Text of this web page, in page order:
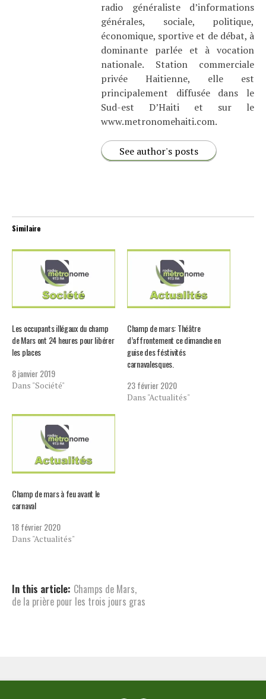
radio généraliste d’informations
générales, sociale, politique,
économique, sportive et de débat, à
dominante parlée et à vocation
nationale. Station commerciale
privée Haitienne, elle est
principalement diffusée dans le
Sud-est D’Haiti et sur le
www.metronomehaiti.com.
See author's posts
Similaire
Les occupants illégaux du champ
de Mars ont 24 heures pour libérer
les places
8 janvier 2019
Dans "Société"
Champ de mars: Théâtre
d’affrontement ce dimanche en
guise des féstivités
carnavalesques.
23 février 2020
Dans "Actualités"
Champ de mars à feu avant le
carnaval
18 février 2020
Dans "Actualités"
In this article: Champs de Mars,
de la prière pour les trois jours gras